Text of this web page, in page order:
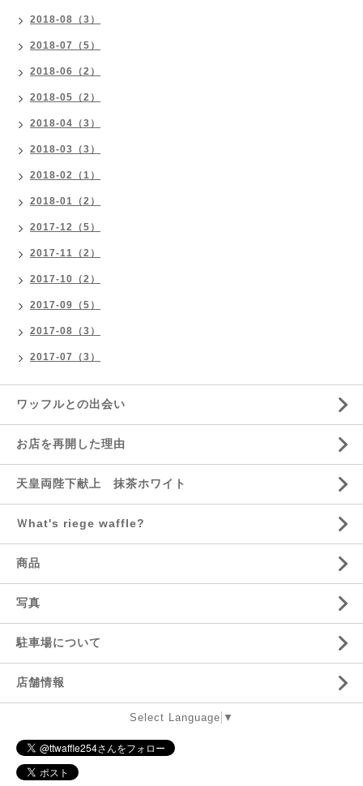
2018-08（3）
2018-07（5）
2018-06（2）
2018-05（2）
2018-04（3）
2018-03（3）
2018-02（1）
2018-01（2）
2017-12（5）
2017-11（2）
2017-10（2）
2017-09（5）
2017-08（3）
2017-07（3）
ワッフルとの出会い
お店を再開した理由
天皇両陛下献上 抹茶ホワイト
Ｗhat's riege waffle?
商品
写真
駐車場について
店舗情報
Select Language ▼